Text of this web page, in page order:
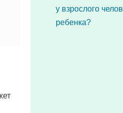
у взрослого
ребенка?